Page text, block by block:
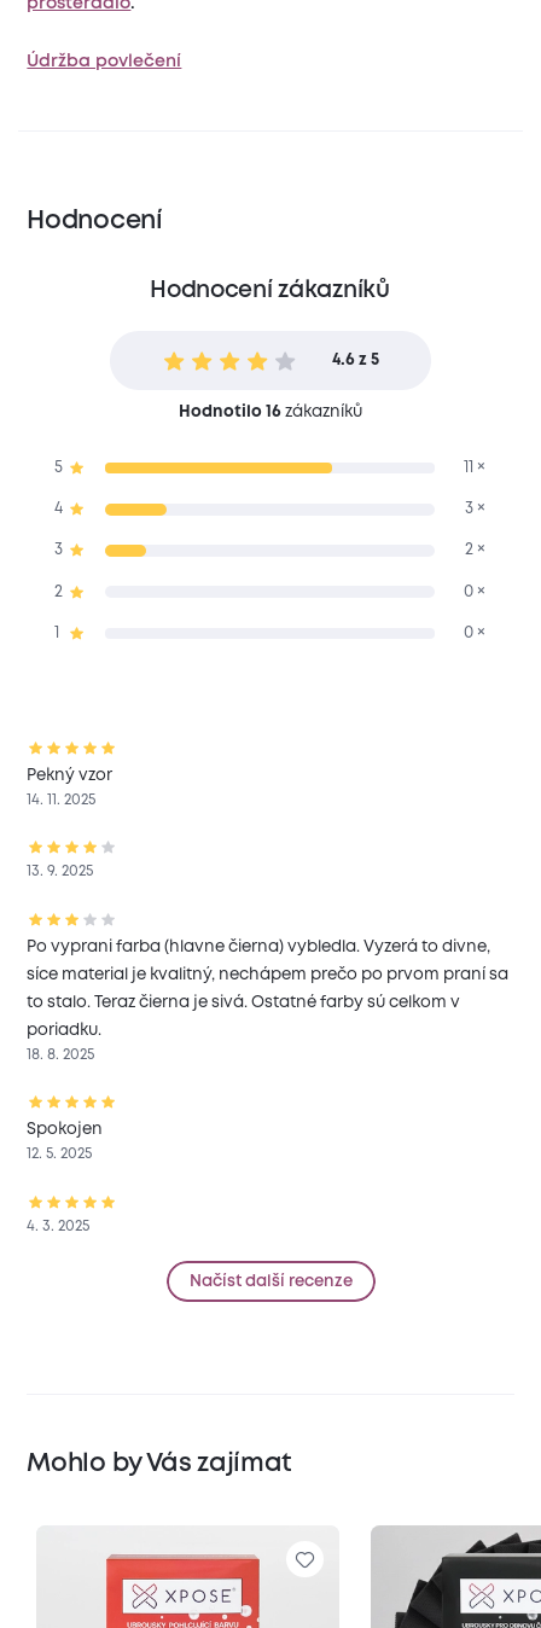
prostěradlo.
Údržba povlečení
Hodnocení
Hodnocení zákazníků
4.6 z 5
Hodnotilo 16zákazníků
5 11 ×
4 3 ×
3 2 ×
2 0 ×
0 ×
Pekný vzor
14. 11. 2025
13. 9. 2025
Po vyprani farba (hlavne čierna) vybledla. Vyzerá to divne,
síce material je kvalitný, nechápem prečo po prvom praní sa
to stalo. Teraz čierna je sivá. Ostatné farby sú celkom v
poriadku.
18. 8. 2025
Spokojen
12. 5. 2025
4. 3. 2025
Načíst další recenze
Mohlo by Vás zajímat